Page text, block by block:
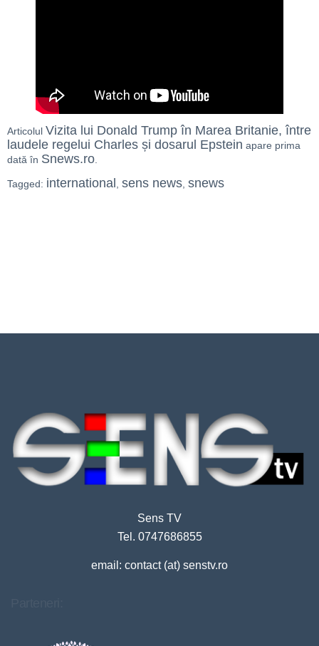
Articolul Vizita lui Donald Trump în Marea Britanie, între
laudele regelui Charles și dosarul Epstein apare prima
dată în Snews.ro
Tagged: international , sens news, snews
Sens TV
Tel. 0747686855
email: contact (at) senstv.ro